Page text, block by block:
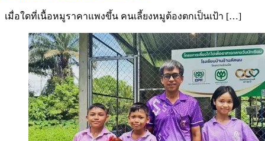
เมื่อใดที่เนื้อหมูราคาแพงขึ้น คนเลี้ยงหมูต้องตกเป็นเป้า […]